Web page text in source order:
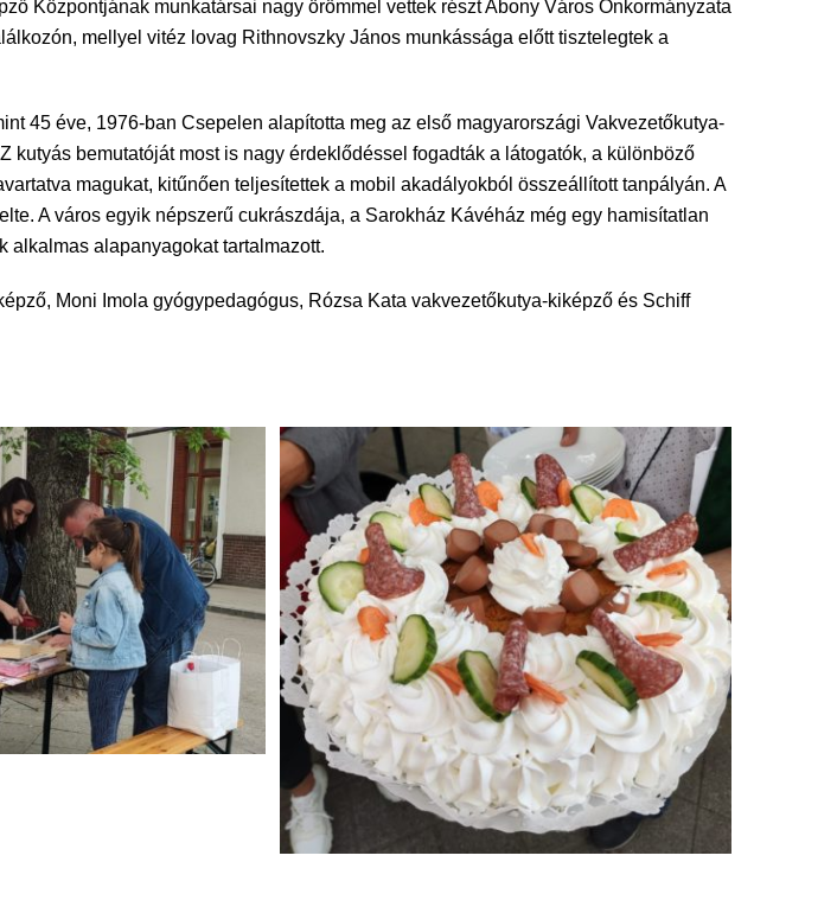
Központjának munkatársai nagy örömmel vettek részt Abony Város Önkormányzata
mellyel vitéz lovag Rithnovszky János munkássága előtt tisztelegtek a
45 éve, 1976-ban Csepelen alapította meg az első magyarországi Vakvezetőkutya-
bemutatóját most is nagy érdeklődéssel fogadták a látogatók, a különböző
magukat, kitűnően teljesítettek a mobil akadályokból összeállított tanpályán. A
A város egyik népszerű cukrászdája, a Sarokház Kávéház még egy hamisítatlan
alkalmas alapanyagokat tartalmazott.
Moni Imola gyógypedagógus, Rózsa Kata vakvezetőkutya-kiképző és Schiff